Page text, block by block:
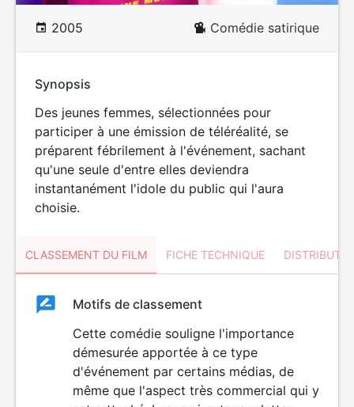
2005 Comédie satirique
Synopsis
Des jeunes femmes, sélectionnées pour
participer à une émission de téléréalité, se
préparent fébrilement à l'événement, sachant
qu'une seule d'entre elles deviendra
instantanément l'idole du public qui l'aura
choisie.
CLASSEMENT DU FILM FICHE TECHNIQUE
ClassementClassement
Motifs de classement
Cette comédie souligne l'importance
démesurée apportée à ce type
d'événement par certains médias, de
même que l'aspect très commercial qui y